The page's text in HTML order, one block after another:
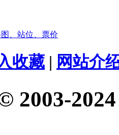
、站位、票价
收藏 | 网站介
2003-